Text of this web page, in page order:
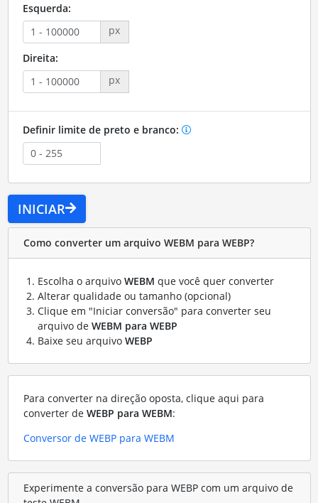
Esquerda:
px
Direita:
px
Definir limite de preto e branco:
INICIAR
Como converter um arquivo WEBM para WEBP?
Escolha o arquivo WEBM que você quer converter
Alterar qualidade ou tamanho (opcional)
Clique em "Iniciar conversão" para converter seu
arquivo de WEBM para WEBP
Baixe seu arquivo WEBP
Para converter na direção oposta, clique aqui para
converter de WEBP para WEBM:
Conversor de WEBP para WEBM
Experimente a conversão para WEBP com um arquivo de